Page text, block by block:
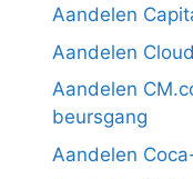
Aandelen
Aandelen
Aandelen
beursgang
Aandelen